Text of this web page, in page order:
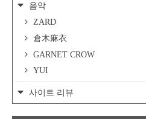
음악
ZARD
倉木麻衣
GARNET CROW
YUI
사이트 리뷰